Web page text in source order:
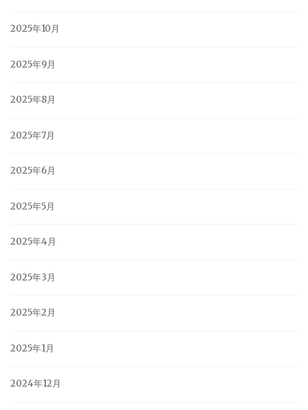
2025年10月
2025年9月
2025年8月
2025年7月
2025年6月
2025年5月
2025年4月
2025年3月
2025年2月
2025年1月
2024年12月